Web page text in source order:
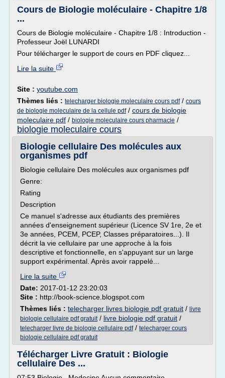
Cours de Biologie moléculaire - Chapitre 1/8
...
Cours de Biologie moléculaire - Chapitre 1/8 : Introduction -
Professeur Joël LUNARDI
Pour télécharger le support de cours en PDF cliquez...
Lire la suite
Site : youtube.com
Thèmes liés : telecharger biologie moleculaire cours pdf/ cours
de biologie moleculaire de la cellule pdf/ cours de biologie
moleculaire pdf / biologie moleculaire cours pharmacie /
biologie moleculaire cours
Biologie cellulaire Des molécules aux
organismes pdf
Biologie cellulaire Des molécules aux organismes pdf
Genre:
Rating
Description
Ce manuel s'adresse aux étudiants des premières
années d'enseignement supérieur (Licence SV 1re, 2e et
3e années, PCEM, PCEP, Classes préparatoires...). Il
décrit la vie cellulaire par une approche à la fois
descriptive et fonctionnelle, en s'appuyant sur un large
support expérimental. Après avoir rappelé...
Lire la suite
Date: 2017-01-12 23:20:03
Site : http://book-science.blogspot.com
Thèmes liés : telecharger livres biologie pdf gratuit / livre
biologie cellulaire pdf gratuit/ livre biologie pdf gratuit /
telecharger livre de biologie cellulaire pdf/ telecharger cours
biologie cellulaire pdf gratuit
Télécharger Livre Gratuit : Biologie
cellulaire Des ...